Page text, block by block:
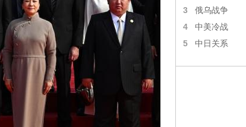
3 俄乌战争
4 中美冷战
5 中日关系